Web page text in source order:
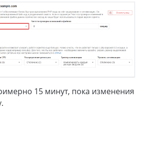
15 минут, пока изменения